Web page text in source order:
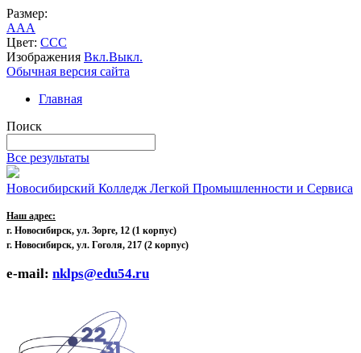
Размер:
AAA
Цвет: CCC
Изображения Вкл.Выкл.
Обычная версия сайта
Главная
Поиск
Все результаты
Новосибирский Колледж Легкой Промышленности и Сервиса
Наш адрес:
г. Новосибирск, ул. Зорге, 12 (1 корпус)
г. Новосибирск, ул. Гоголя, 217 (2 корпус)
e-mail: nklps@edu54.ru